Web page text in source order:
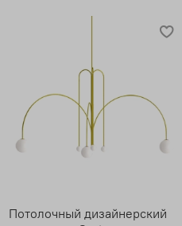
Потолочный дизайнерский